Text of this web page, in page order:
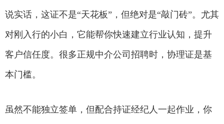
说实话，这证不是“天花板”，但绝对是“敲门砖”。尤其
对刚入行的小白，它能帮你快速建立行业认知，提升
客户信任度。很多正规中介公司招聘时，协理证是基
本门槛。
虽然不能独立签单，但配合持证经纪人一起作业，你